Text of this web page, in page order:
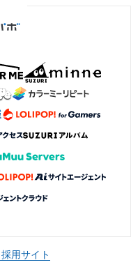
採用サイト